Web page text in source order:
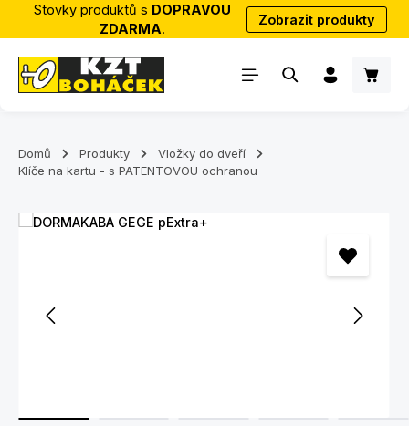
Přejít na hlavní obsah
Stovky produktů s DOPRAVOU
ZDARMA.
Zobrazit produkty
Domů Produkty
Vložky do dveří
Klíče na kartu - s PATENTOVOU ochranou
Přeskočit galerii obrázků